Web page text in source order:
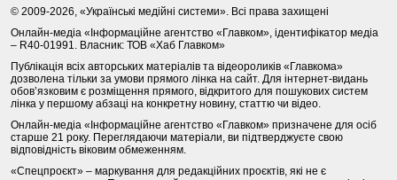
© 2009-2026, «Українські медійні системи». Всі права захищені
Онлайн-медіа «Інформаційне агентство «Главком», ідентифікатор медіа
– R40-01991. Власник: ТОВ «Хаб Главком»
Публікація всіх авторських матеріалів та відеороликів «Главкома»
дозволена тільки за умови прямого лінка на сайт. Для інтернет-видань
обов’язковим є розміщення прямого, відкритого для пошукових систем
лінка у першому абзаці на конкретну новину, статтю чи відео.
Онлайн-медіа «Інформаційне агентство «Главком» призначене для осіб
старше 21 року. Переглядаючи матеріали, ви підтверджуєте свою
відповідність віковим обмеженням.
«Спецпроєкт» – маркування для редакційних проєктів, які не є